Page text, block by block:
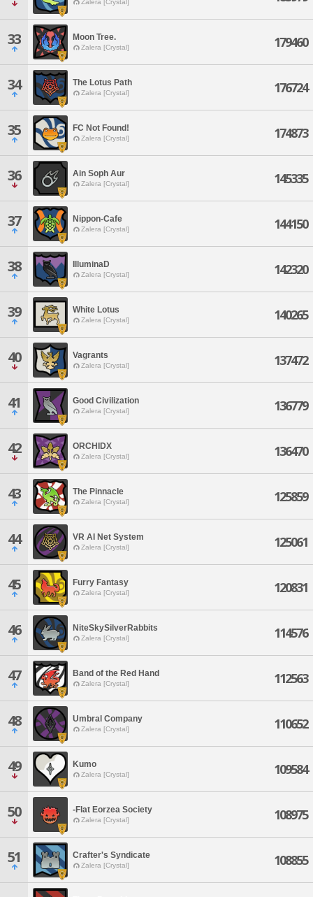
Zalera [Crystal]
33 Moon Tree.
Zalera [Crystal] 179460
34 The Lotus Path
Zalera [Crystal] 176724
35 FC Not Found!
Zalera [Crystal] 174873
36 Ain Soph Aur
Zalera [Crystal] 145335
37 Nippon-Cafe
Zalera [Crystal] 144150
38 IlluminaD
Zalera [Crystal] 142320
39 White Lotus
Zalera [Crystal] 140265
40 Vagrants
Zalera [Crystal] 137472
41 Good Civilization
Zalera [Crystal] 136779
42 ORCHIDX
Zalera [Crystal] 136470
43 The Pinnacle
Zalera [Crystal] 125859
44 VR AI Net System
Zalera [Crystal] 125061
45 Furry Fantasy
Zalera [Crystal] 120831
46 NiteSkySilverRabbits
Zalera [Crystal] 114576
47 Band of the Red Hand
Zalera [Crystal] 112563
48 Umbral Company
Zalera [Crystal] 110652
49 Kumo
Zalera [Crystal] 109584
50 -Flat Eorzea Society
Zalera [Crystal] 108975
51 Crafter's Syndicate
Zalera [Crystal] 108855